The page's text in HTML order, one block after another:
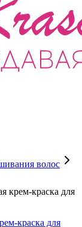
волос
крем-краска для